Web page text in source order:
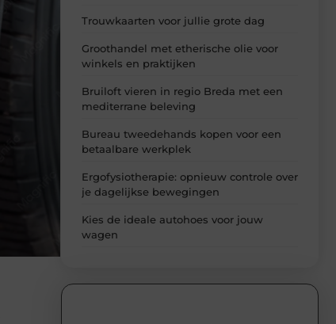
Trouwkaarten voor jullie grote dag
Groothandel met etherische olie voor
winkels en praktijken
Bruiloft vieren in regio Breda met een
mediterrane beleving
Bureau tweedehands kopen voor een
betaalbare werkplek
Ergofysiotherapie: opnieuw controle over
je dagelijkse bewegingen
Kies de ideale autohoes voor jouw
wagen